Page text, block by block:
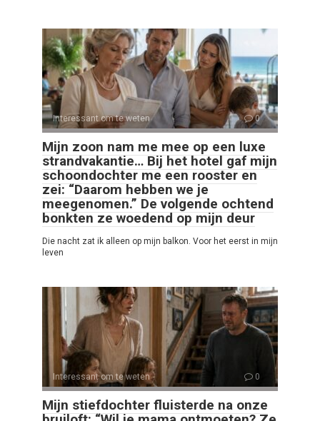
Interessant om te weten 0
Mijn zoon nam me mee op een luxe
strandvakantie… Bij het hotel gaf mijn
schoondochter me een rooster en
zei: “Daarom hebben we je
meegenomen.” De volgende ochtend
bonkten ze woedend op mijn deur
Die nacht zat ik alleen op mijn balkon. Voor het eerst in mijn
leven
Interessant om te weten 0
Mijn stiefdochter fluisterde na onze